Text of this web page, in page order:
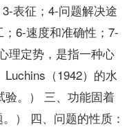
表征；4-问题解决途
6-速度和准确性；7-
理定势，是指一种心
（1942）的水
验。） 三、功能固着
） 四、问题的性质：